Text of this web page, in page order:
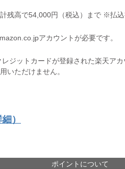
残高で54,000円（税込）まで ※払込
アカウントが必要です。
ジットカードが登録された楽天アカ
いただけません。
）
ポイントについて